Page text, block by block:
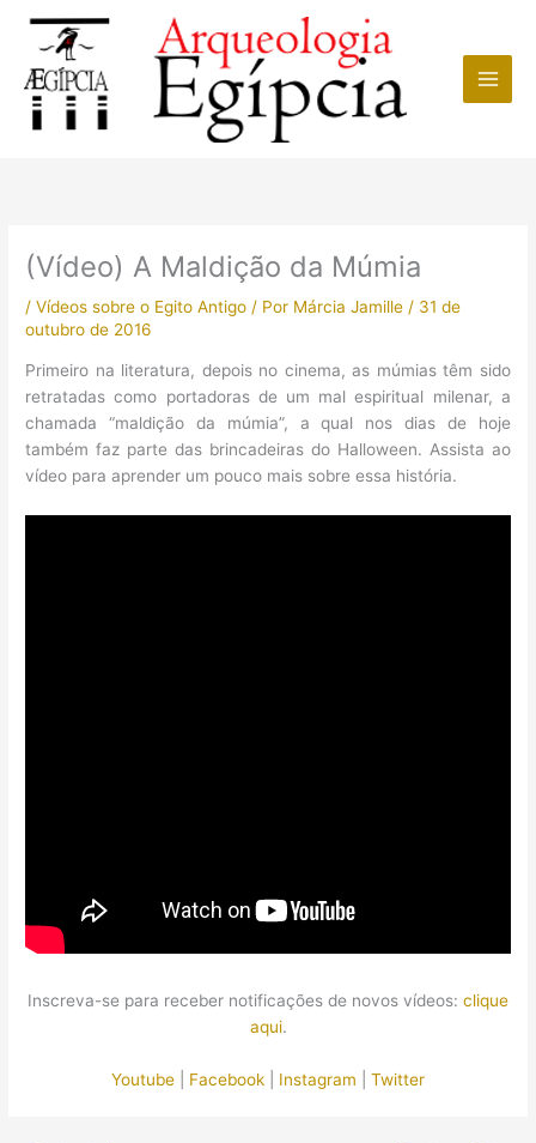
conteúdo
(Vídeo) A Maldição da Múmia
/Vídeos sobre o Egito Antigo / Por Márcia Jamille / 31 de
outubro de 2016
Primeiro na literatura, depois no cinema, as múmias têm sido
retratadas como portadoras de um mal espiritual milenar, a
chamada “maldição da múmia”, a qual nos dias de hoje
também faz parte das brincadeiras do Halloween. Assista ao
vídeo para aprender um pouco mais sobre essa história.
Inscreva-se para receber notificações de novos vídeos: clique
aqui.
Youtube Facebook Instagram Twitter